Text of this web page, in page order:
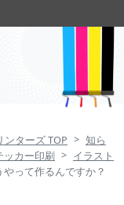
ターズ TOP
知ら
ッカー印刷
イラスト
って作るんですか？